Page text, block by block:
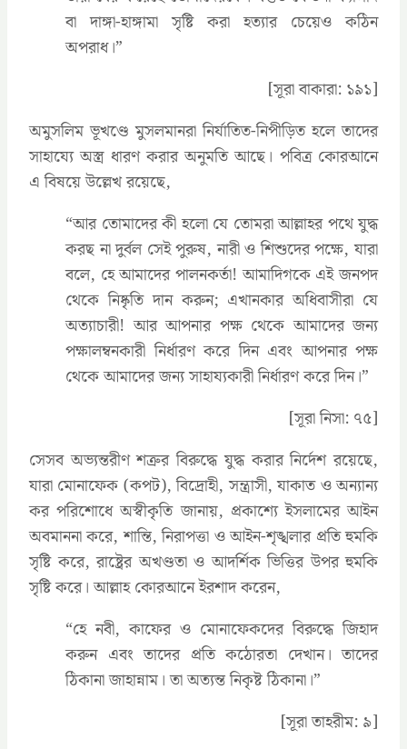
বা দাঙ্গা-হাঙ্গামা সৃষ্টি করা হত্যার চেয়েও কঠিন
অপরাধ।”
[সূরা বাকারা: ১৯১]
অমুসলিম ভূখণ্ডে মুসলমানরা নির্যাতিত-নিপীড়িত হলে তাদের
সাহায্যে অস্ত্র ধারণ করার অনুমতি আছে। পবিত্র কোরআনে
এ বিষয়ে উল্লেখ রয়েছে,
‍“আর তোমাদের কী হলো যে তোমরা আল্লাহর পথে যুদ্ধ
করছ না দুর্বল সেই পুরুষ, নারী ও শিশুদের পক্ষে, যারা
বলে, হে আমাদের পালনকর্তা! আমাদিগকে এই জনপদ
থেকে নিষ্কৃতি দান করুন; এখানকার অধিবাসীরা যে
অত্যাচারী! আর আপনার পক্ষ থেকে আমাদের জন্য
পক্ষালম্বনকারী নির্ধারণ করে দিন এবং আপনার পক্ষ
থেকে আমাদের জন্য সাহায্যকারী নির্ধারণ করে দিন।”
[সূরা নিসা: ৭৫]
সেসব অভ্যন্তরীণ শত্রুর বিরুদ্ধে যুদ্ধ করার নির্দেশ রয়েছে,
যারা মোনাফেক (কপট), বিদ্রোহী, সন্ত্রাসী, যাকাত ও অন্যান্য
কর পরিশোধে অস্বীকৃতি জানায়, প্রকাশ্যে ইসলামের আইন
অবমাননা করে, শান্তি, নিরাপত্তা ও আইন-শৃঙ্খলার প্রতি হুমকি
সৃষ্টি করে, রাষ্ট্রের অখণ্ডতা ও আদর্শিক ভিত্তির উপর হুমকি
সৃষ্টি করে। আল্লাহ কোরআনে ইরশাদ করেন,
‍“হে নবী, কাফের ও মোনাফেকদের বিরুদ্ধে জিহাদ
করুন এবং তাদের প্রতি কঠোরতা দেখান। তাদের
ঠিকানা জাহান্নাম। তা অত্যন্ত নিকৃষ্ট ঠিকানা।”
[সূরা তাহরীম: ৯]